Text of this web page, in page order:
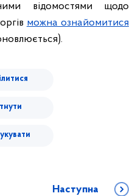
відомостями щодо
можна ознайомитися
Наступна